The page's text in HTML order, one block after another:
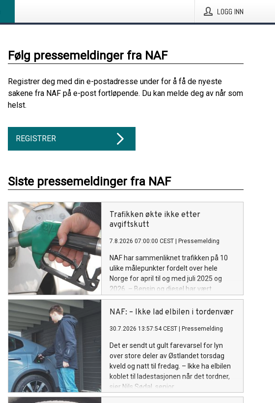
LOGG INN
Følg pressemeldinger fra NAF
Registrer deg med din e-postadresse under for å få de nyeste
sakene fra NAF på e-post fortløpende. Du kan melde deg av når som
helst.
REGISTRER
Siste pressemeldinger fra NAF
Trafikken økte ikke etter
avgiftskutt
7.8.2026 07:00:00 CEST Pressemelding
NAF har sammenliknet trafikken på 10
ulike målepunkter fordelt over hele
Norge for april til og med juli 2025 og
2026. – Bensin og diesel har vært
billigere, men folk har ikke kjørt mer, sier
Ingunn Handagard, pressesjef i NAF.
NAF: – Ikke lad elbilen i tordenvær
30.7.2026 13:57:54 CEST Pressemelding
Det er sendt ut gult farevarsel for lyn
over store deler av Østlandet torsdag
kveld og natt til fredag. – Ikke ha elbilen
koblet til ladestasjonen når det tordner,
sier Nils Sødal, senior
kommunikasjonsrådgiver i NAF.